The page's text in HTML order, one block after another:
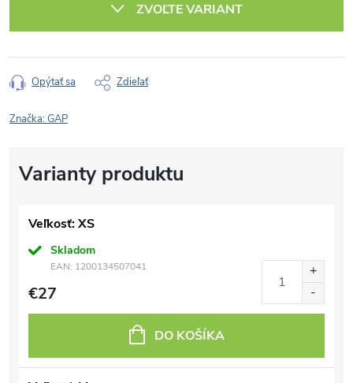
ZVOĽTE VARIANT
Opýtať sa Zdieľať
Značka:GAP
Veľkosť: XS
Skladom
EAN: 1200134507041
€27
DO KOŠÍKA